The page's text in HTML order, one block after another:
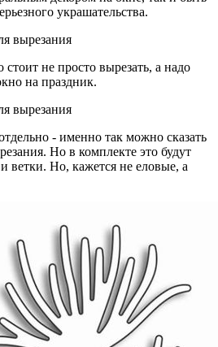
украшательства.
не просто вырезать, а надо
на праздник.
- именно так можно сказать
Но в комплекте это будут
ветки. Но, кажется не еловые, а